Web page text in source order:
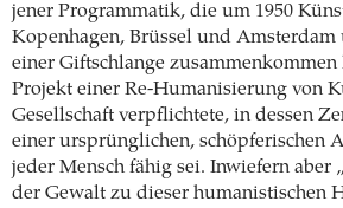
jener Programmatik, die um 1950
Kopenhagen, Brüssel und
einer Giftschlange
Projekt einer Re-Humanisierung von
Gesellschaft verpflichtete, in dessen
einer ursprünglichen, schöpferischen
jeder Mensch fähig sei. Inwiefern aber
der Gewalt zu dieser humanistischen